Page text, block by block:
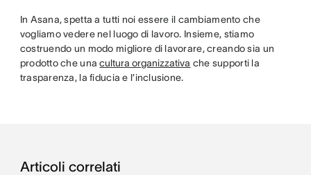
In Asana, spetta a tutti noi essere il cambiamento che
vogliamo vedere nel luogo di lavoro. Insieme, stiamo
costruendo un modo migliore di lavorare, creando sia un
prodotto che unacultura organizzativa che supporti la
trasparenza, la fiducia e l’inclusione.
Articoli correlati